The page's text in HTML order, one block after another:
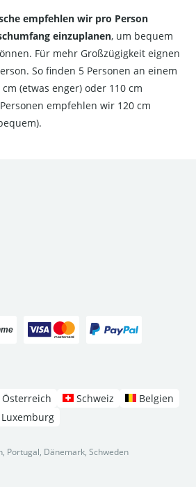
empfehlen wir pro Person
einzuplanen, um bequem
Für mehr Großzügigkeit eignen
So finden 5 Personen an einem
(etwas enger) oder 110 cm
empfehlen wir 120 cm
Österreich Schweiz
Belgien
Luxemburg
Portugal, Dänemark, Schweden